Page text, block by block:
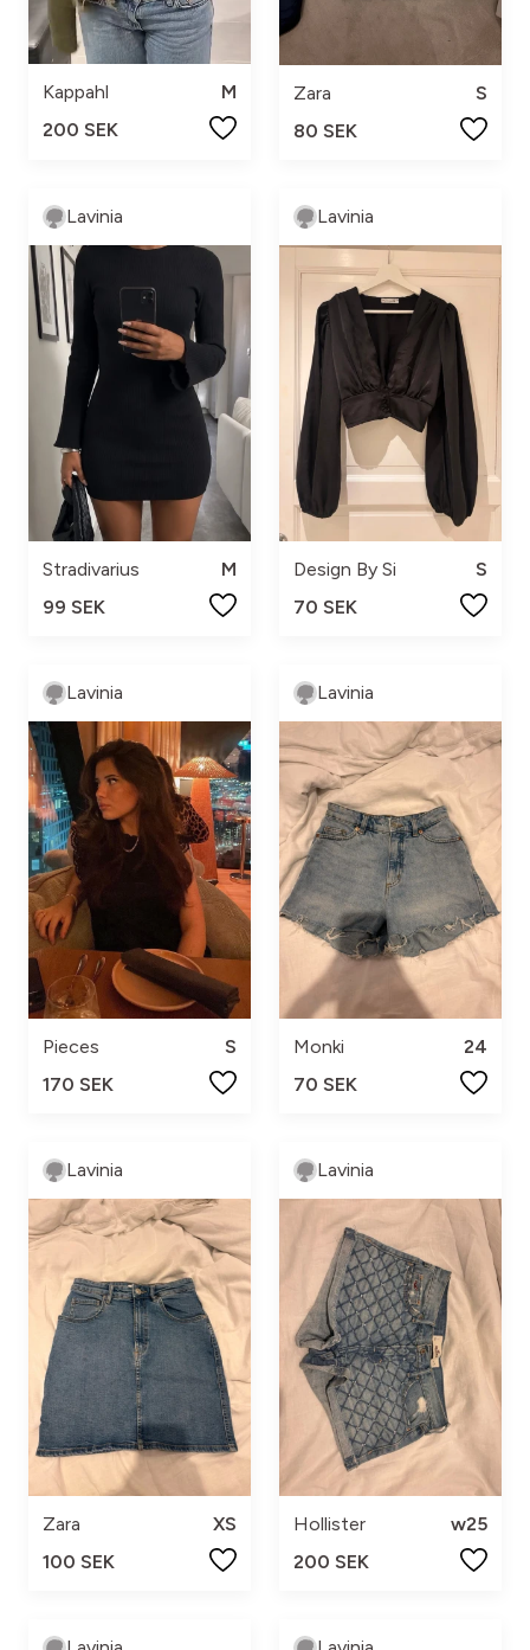
Kappahl
M
200 SEK
Zara
S
80 SEK
Lavinia
Stradivarius
M
99 SEK
Lavinia
Design By Si
S
70 SEK
Lavinia
Pieces
S
170 SEK
Lavinia
Monki
24
70 SEK
Lavinia
Zara
XS
100 SEK
Lavinia
Hollister
w25
200 SEK